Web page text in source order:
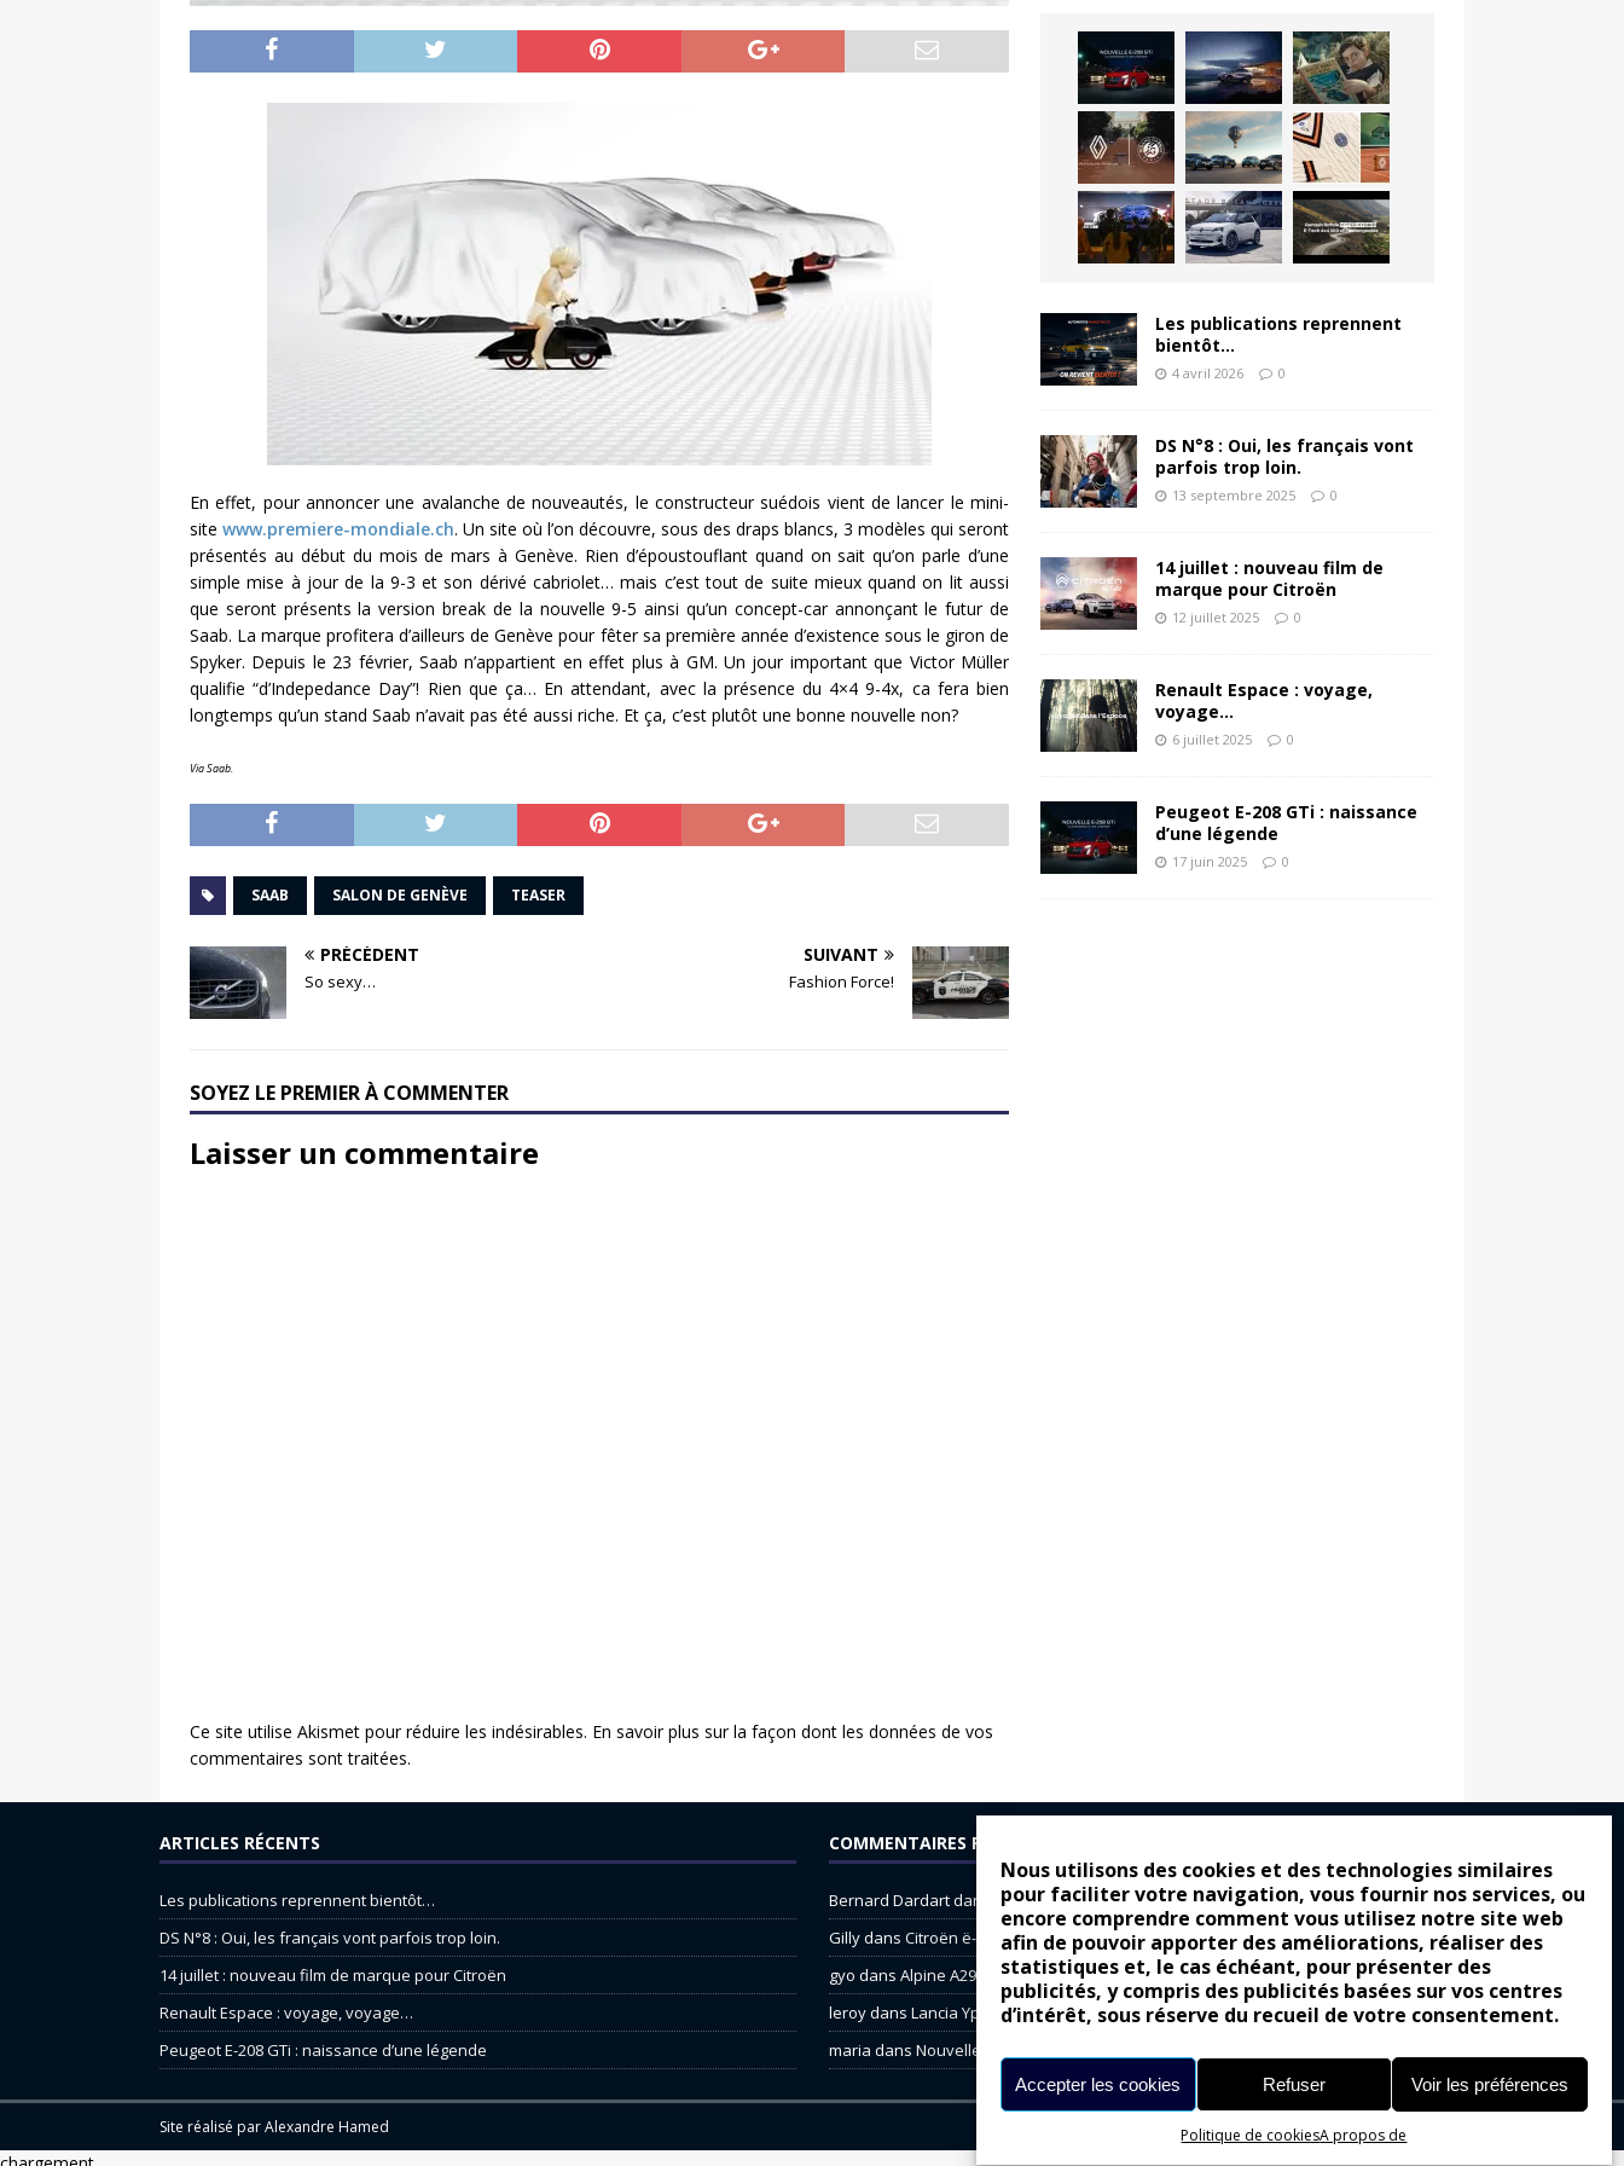
Nous utilisons des cookies et des technologies similaires
pour faciliter votre navigation, vous fournir nos services, ou
encore comprendre comment vous utilisez notre site web
afin de pouvoir apporter des améliorations, réaliser des
statistiques et, le cas échéant, pour présenter des
publicités, y compris des publicités basées sur vos centres
d’intérêt, sous réserve du recueil de votre consentement.
Accepter les cookies Refuser Voir les préférences
Politique de cookiesA propos de
En effet, pour annoncer une avalanche de nouveautés, le constructeur suédois vient de lancer le mini-
sitewww.premiere-mondiale.ch. Un site où l’on découvre, sous des draps blancs, 3 modèles qui seront
présentés au début du mois de mars à Genève. Rien d’époustouflant quand on sait qu’on parle d’une
simple mise à jour de la 9-3 et son dérivé cabriolet… mais c’est tout de suite mieux quand on lit aussi
que seront présents la version break de la nouvelle 9-5 ainsi qu’un concept-car annonçant le futur de
Saab. La marque profitera d’ailleurs de Genève pour fêter sa première année d’existence sous le giron de
Spyker. Depuis le 23 février, Saab n’appartient en effet plus à GM. Un jour important que Victor Müller
qualifie “d’Indepedance Day”! Rien que ça… En attendant, avec la présence du 4×4 9-4x, ca fera bien
longtemps qu’un stand Saab n’avait pas été aussi riche. Et ça, c’est plutôt une bonne nouvelle non?
Via Saab.
SAAB SALON DE GENÈVE TEASER
PRÉCÉDENT
So sexy…
SUIVANT
Fashion Force!
SOYEZ LE PREMIER À COMMENTER
Laisser un commentaire
Ce site utilise Akismet pour réduire les indésirables. En savoir plus sur la façon dont les données de vos
commentaires sont traitées.
Les publications reprennent
bientôt…
4 avril 2026 0
DS N°8 : Oui, les français vont
parfois trop loin.
13 septembre 2025 0
14 juillet : nouveau film de
marque pour Citroën
12 juillet 2025 0
Renault Espace : voyage,
voyage…
6 juillet 2025 0
Peugeot E-208 GTi : naissance
d’une légende
17 juin 2025 0
ARTICLES RÉCENTS
Les publications reprennent bientôt…
DS N°8 : Oui, les français vont parfois trop loin.
14 juillet : nouveau film de marque pour Citroën
Renault Espace : voyage, voyage…
Peugeot E-208 GTi : naissance d’une légende
COMMENTAIRES RÉCENTS
Bernard Dardartdans
Dacia Sandero : pour les gens vrais
Gillydans Citroën ë-C3 : la révolution a commencé
gyo dans Alpine A290 : L’irrésistible attraction de la légèreté
leroydans Lancia Ypsilon : naturellement envoûtante ?
maria dans Nouvelle Opel Corsa : Yes of Corsa !
Site réalisé parAlexandre Hamed